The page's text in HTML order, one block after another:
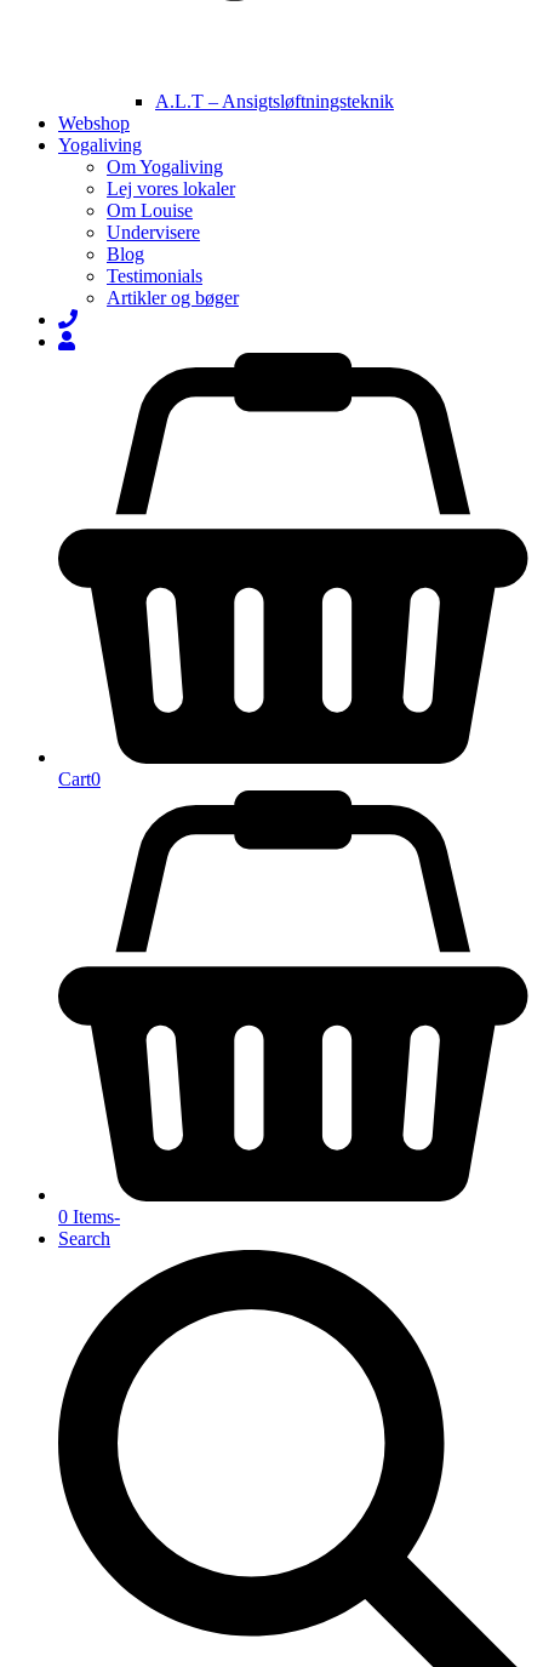
A.L.T – Ansigtsløftningsteknik
Webshop
Yogaliving
Om Yogaliving
Lej vores lokaler
Om Louise
Undervisere
Blog
Testimonials
Artikler og bøger
Cart0
0 Items-
Search